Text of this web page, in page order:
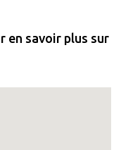
en savoir plus sur